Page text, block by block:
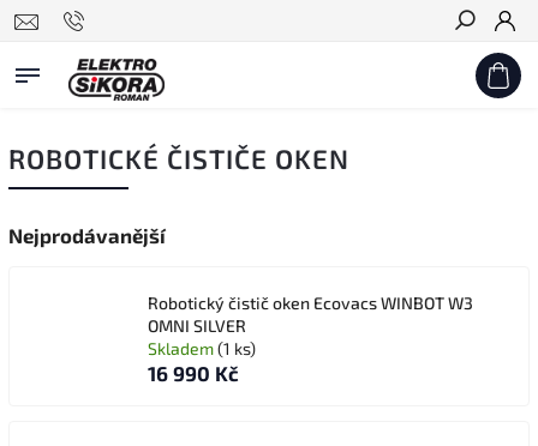
Hledat
ROBOTICKÉ ČISTIČE OKEN
Nejprodávanější
Robotický čistič oken Ecovacs WINBOT W3
OMNI SILVER
Skladem(1 ks)
16 990 Kč